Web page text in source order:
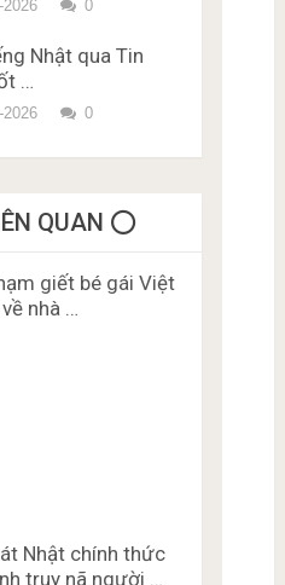
2026 0
Nhật qua Tin
…
2026 0
QUAN ⭕️
giết bé gái Việt
nhà …
Nhật chính thức
truy nã người …